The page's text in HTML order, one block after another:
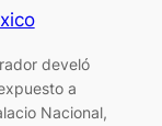
develó
a
Nacional,